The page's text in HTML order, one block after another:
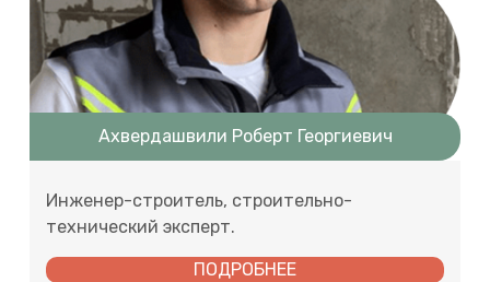
Ахвердашвили Роберт Георгиевич
Инженер-строитель, строительно-
технический эксперт.
ПОДРОБНЕЕ